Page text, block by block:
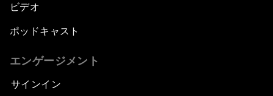
ビデオ
ポッドキャスト
エンゲージメント
サインイン